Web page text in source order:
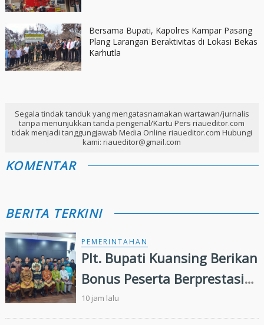
Bersama Bupati, Kapolres Kampar Pasang
Plang Larangan Beraktivitas di Lokasi Bekas
Karhutla
Segala tindak tanduk yang mengatasnamakan wartawan/jurnalis
tanpa menunjukkan tanda pengenal/Kartu Pers riaueditor.com
tidak menjadi tanggungjawab Media Online riaueditor.com Hubungi
kami: riaueditor@gmail.com
KOMENTAR
BERITA TERKINI
PEMERINTAHAN
Plt. Bupati Kuansing Berikan
Bonus Peserta Berprestasi
MTQ ke 44 Tingkat Provinsi
Riau
10 jam lalu